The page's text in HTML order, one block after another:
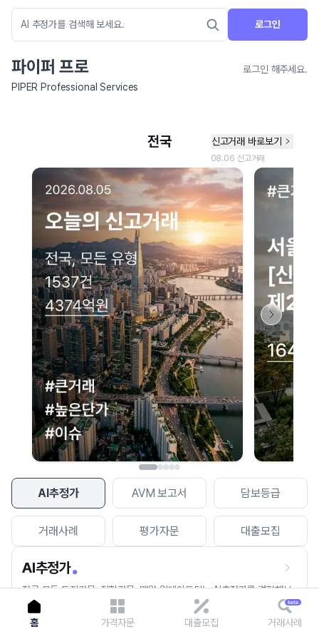
로그인
파이퍼 프로
로그인 해주세요.
PIPER Professional Services
AI추정가 AVM 보고서 담보등급
거래사례 평가자문 대출모집
AI추정가
전국 모든 토지건물, 집합건물, 매월 업데이트되는 AI추정가를 경험해보
세요.
네이버 지도 연결 안내
현재 네이버 지도 연결이 원활하지 않아 지도를 불러올 수 없습니다.
이용에 불편을 드려 죄송합니다.
다시 시도
홈 가격자문 대출모집 거래사례